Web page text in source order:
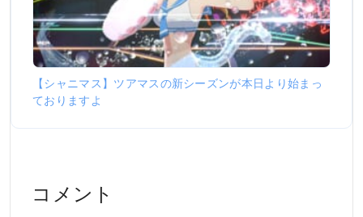
【シャニマス】ツアマスの新シーズンが本日より始まっ
ておりますよ
コメント